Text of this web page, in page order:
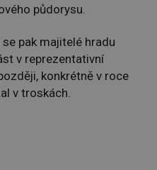
půdorysu.
pak majitelé hradu
v reprezentativní
konkrétně v roce
v troskách.